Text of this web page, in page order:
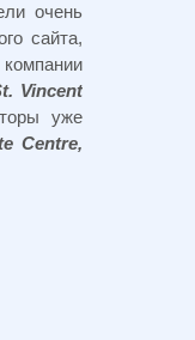
очень
сайта,
Vincent
уже
Centre,